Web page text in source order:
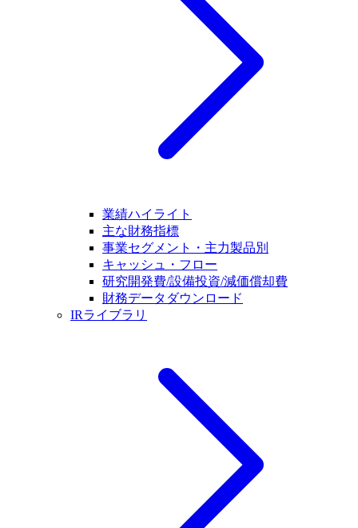
業績ハイライト
主な財務指標
事業セグメント・主力製品別
キャッシュ・フロー
研究開発費/設備投資/減価償却費
財務データダウンロード
IRライブラリ